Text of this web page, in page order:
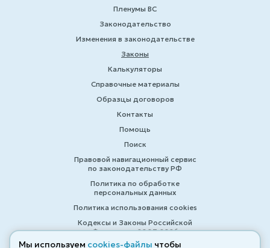
Пленумы ВС
Законодательство
Изменения в законодательстве
Законы
Калькуляторы
Справочные материалы
Образцы договоров
Контакты
Помощь
Поиск
Правовой навигационный сервис
по законодательству РФ
Политика по обработке
персональных данных
Политика использования cookies
Кодексы и Законы Российской
Федерации 2007-2026
Мы используем cookies-файлы чтобы